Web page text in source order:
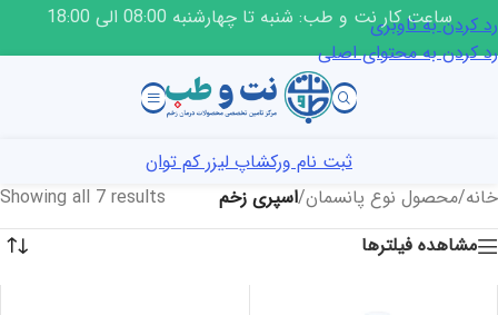
رد کردن به ناوبری
رد کردن به محتوای اصلی
ساعت کار نت و طب: شنبه تا چهارشنبه 08:00 الی 18:00
ثبت نام ورکشاپ لیزر کم توان
خانه/محصول نوع پانسمان/اسپری زخم
Showing all 7 results
مشاهده فیلترها